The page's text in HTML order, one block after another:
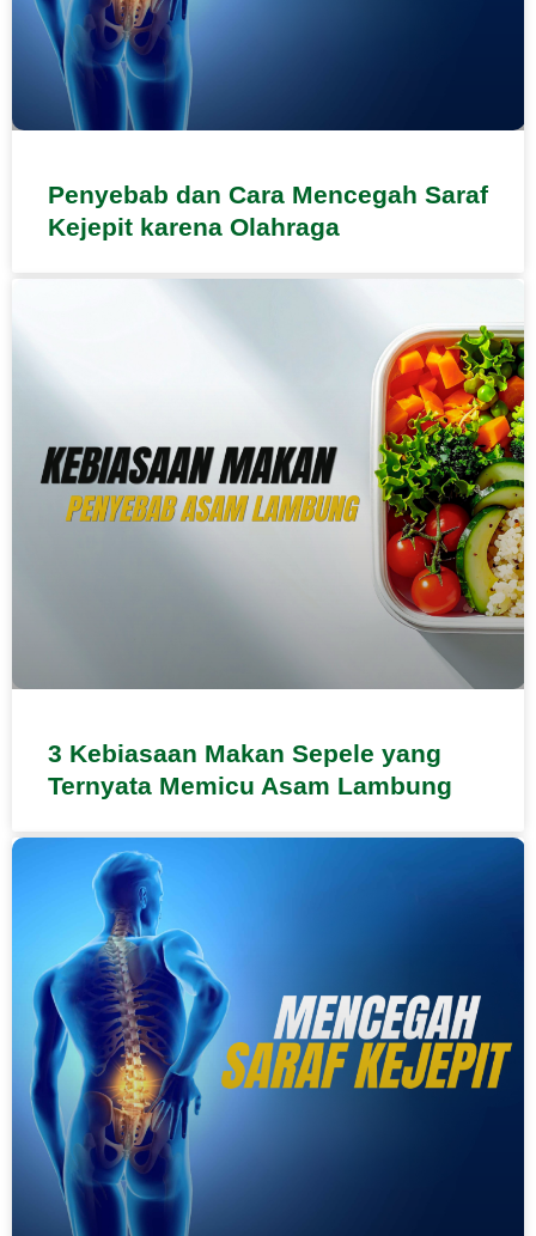
Penyebab dan Cara Mencegah Saraf
Kejepit karena Olahraga
3 Kebiasaan Makan Sepele yang
Ternyata Memicu Asam Lambung